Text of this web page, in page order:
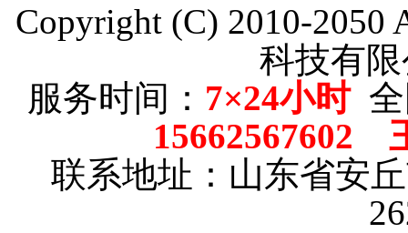
Copyright (C) 2010-2050
科技有
服务时间： 7×24小时全
15662567602
联系地址：山东省安